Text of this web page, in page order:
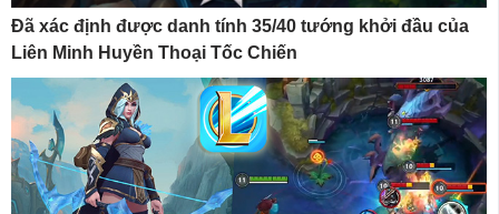
Đã xác định được danh tính 35/40 tướng khởi đầu của
Liên Minh Huyền Thoại Tốc Chiến